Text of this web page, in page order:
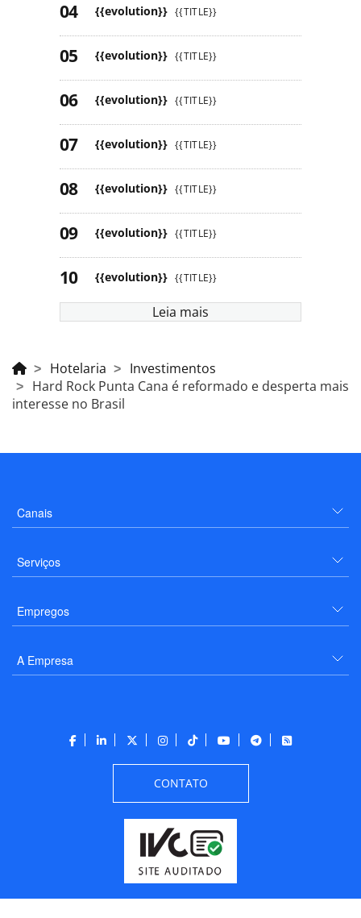
{{evolution}} {{TITLE}}
{{evolution}} {{TITLE}}
{{evolution}} {{TITLE}}
{{evolution}} {{TITLE}}
{{evolution}} {{TITLE}}
{{evolution}} {{TITLE}}
{{evolution}} {{TITLE}}
Leia mais
Hotelaria
Investimentos
Hard Rock Punta Cana é reformado e desperta mais
interesse no Brasil
Canais
Serviços
Empregos
A Empresa
CONTATO